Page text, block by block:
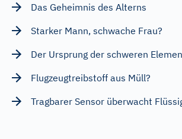
Das Geheimnis des Alterns
Starker Mann, schwache Frau?
Der Ursprung der schweren
Flugzeugtreibstoff aus Müll?
Tragbarer Sensor überwacht